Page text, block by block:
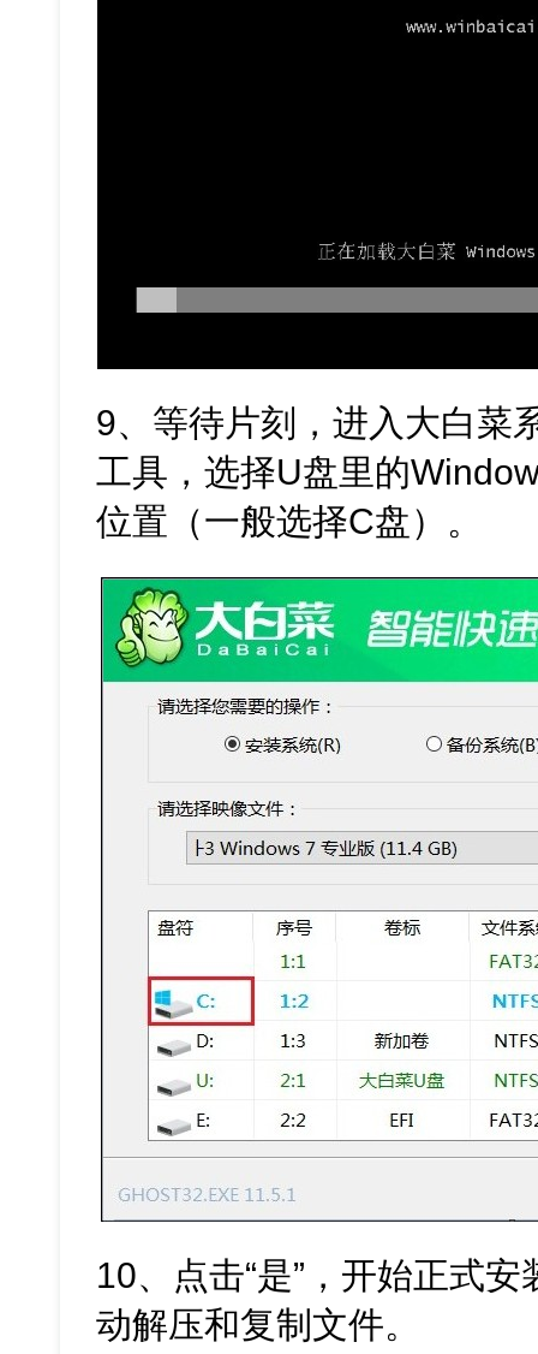
9、等待片刻，进入大白菜
工具，选择U盘里的
位置（一般选择C盘）。
10、点击“是”，开始正式
动解压和复制文件。